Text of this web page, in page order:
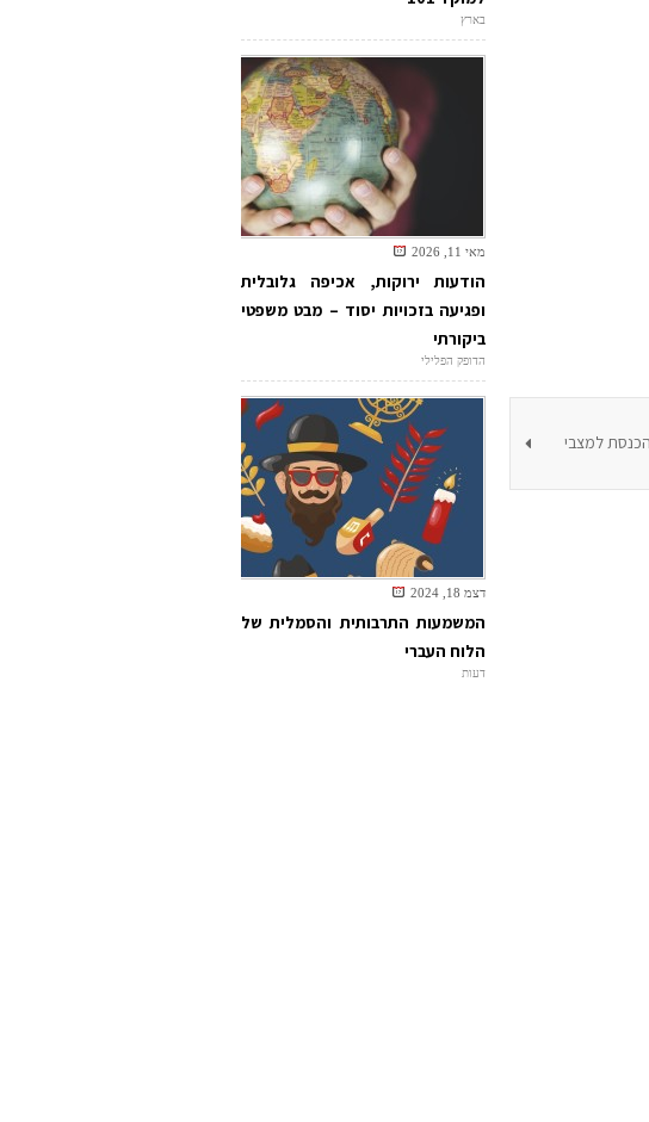
למצבי
בארץ
מאי 11, 2026
הודעות ירוקות, אכיפה גלובלית
ופגיעה בזכויות יסוד – מבט משפטי
ביקורתי
הדופק הפלילי
דצמ 18, 2024
המשמעות התרבותית והסמלית של
הלוח העברי
דעות